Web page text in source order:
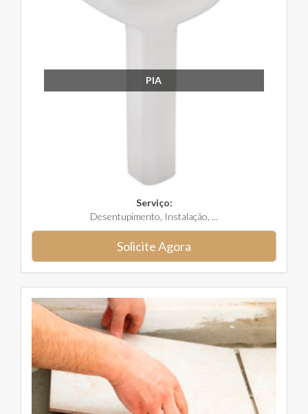
PIA
Serviço:
Desentupimento, Instalação, ...
Solicite Agora